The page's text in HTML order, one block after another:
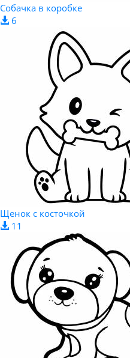
Собачка в коробке
6
Щенок с косточкой
11